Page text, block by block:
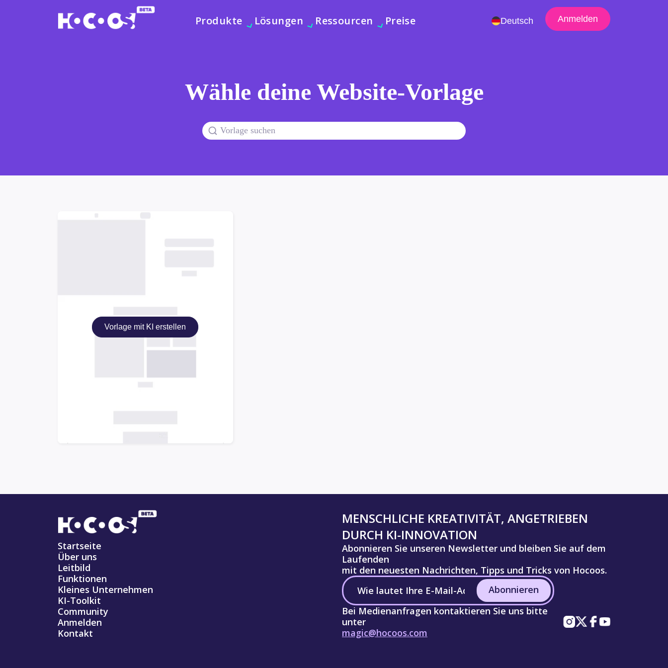
Produkte Lösungen Ressourcen Preise Deutsch Anmelden
Wähle deine Website-Vorlage
Vorlage mit KI erstellen
Startseite
Über uns
Leitbild
Funktionen
Kleines Unternehmen
KI-Toolkit
Community
Anmelden
Kontakt
MENSCHLICHE KREATIVITÄT, ANGETRIEBEN
DURCH KI-INNOVATION
Abonnieren Sie unseren Newsletter und bleiben Sie auf dem
Laufenden
mit den neuesten Nachrichten, Tipps und Tricks von Hocoos.
Abonnieren
Bei Medienanfragen kontaktieren Sie uns bitte
unter
magic@hocoos.com